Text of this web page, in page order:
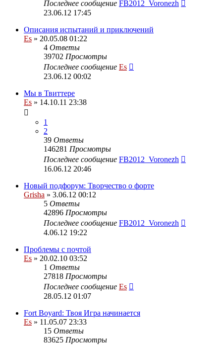
Последнее сообщение FB2012_Voronezh
23.06.12 17:45
Описания испытаний и приключений
Es » 20.05.08 01:22
4 Ответы
39702 Просмотры
Последнее сообщение Es
23.06.12 00:02
Мы в Твиттере
Es » 14.10.11 23:38
1
2
39 Ответы
146281 Просмотры
Последнее сообщение FB2012_Voronezh
16.06.12 20:46
Новый подфорум: Творчество о форте
Grisha » 3.06.12 00:12
5 Ответы
42896 Просмотры
Последнее сообщение FB2012_Voronezh
4.06.12 19:22
Проблемы с почтой
Es » 20.02.10 03:52
1 Ответы
27818 Просмотры
Последнее сообщение Es
28.05.12 01:07
Fort Boyard: Твоя Игра начинается
Es » 11.05.07 23:33
15 Ответы
83625 Просмотры